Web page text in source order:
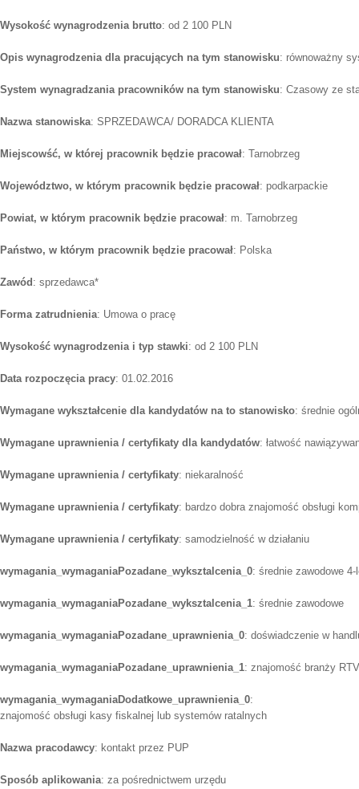
Wysokość wynagrodzenia brutto: od 2 100 PLN
Opis wynagrodzenia dla pracujących na tym stanowisku: równoważny
System wynagradzania pracowników na tym stanowisku: Czasowy ze
Nazwa stanowiska: SPRZEDAWCA/ DORADCA KLIENTA
Miejscowść, w której pracownik będzie pracował: Tarnobrzeg
Województwo, w którym pracownik będzie pracował: podkarpackie
Powiat, w którym pracownik będzie pracował: m. Tarnobrzeg
Państwo, w którym pracownik będzie pracował: Polska
Zawód: sprzedawca*
Forma zatrudnienia: Umowa o pracę
Wysokość wynagrodzenia i typ stawki: od 2 100 PLN
Data rozpoczęcia pracy: 01.02.2016
Wymagane wykształcenie dla kandydatów na to stanowisko: średnie
Wymagane uprawnienia / certyfikaty dla kandydatów: łatwość
Wymagane uprawnienia / certyfikaty: niekaralność
Wymagane uprawnienia / certyfikaty: bardzo dobra znajomość obsługi
Wymagane uprawnienia / certyfikaty: samodzielność w działaniu
wymagania_wymaganiaPozadane_wyksztalcenia_0: średnie zawodowe 4-
wymagania_wymaganiaPozadane_wyksztalcenia_1: średnie zawodowe
wymagania_wymaganiaPozadane_uprawnienia_0: doświadczenie w
wymagania_wymaganiaPozadane_uprawnienia_1: znajomość branży
wymagania_wymaganiaDodatkowe_uprawnienia_0:
znajomość obsługi kasy fiskalnej lub systemów ratalnych
Nazwa pracodawcy: kontakt przez PUP
Sposób aplikowania: za pośrednictwem urzędu